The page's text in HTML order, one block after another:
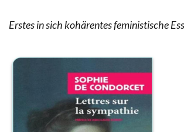
Erstes in sich kohärentes feministische